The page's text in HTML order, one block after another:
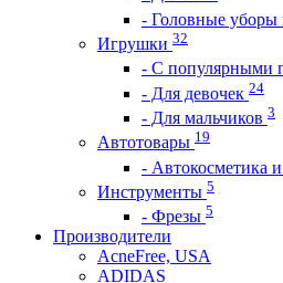
- Головные уборы
Игрушки 32
- С популярными
- Для девочек 24
- Для мальчиков 3
Автотовары 19
- Автокосметика
Инструменты 5
- Фрезы 5
Производители
AcneFree, USA
ADIDAS